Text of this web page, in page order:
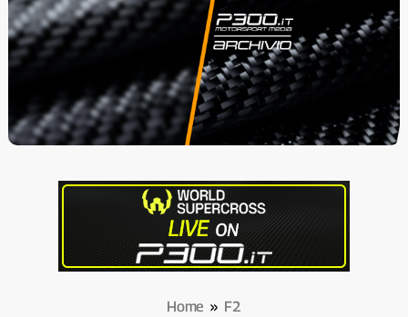
Home » F2